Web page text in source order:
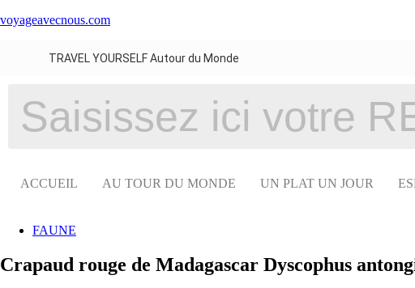
voyageavecnous.com
TRAVEL YOURSELF Autour du Monde
ACCUEIL AU TOUR DU MONDE UN PLAT UN JOUR
FAUNE
Crapaud rouge de Madagascar Dyscophus